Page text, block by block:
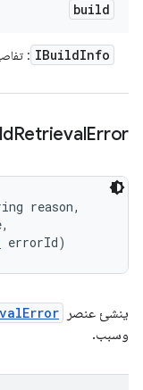
build
IBuildInfo
:
RetrievalError
reason,
errorId)
ينشئ عنصر
وسبب.